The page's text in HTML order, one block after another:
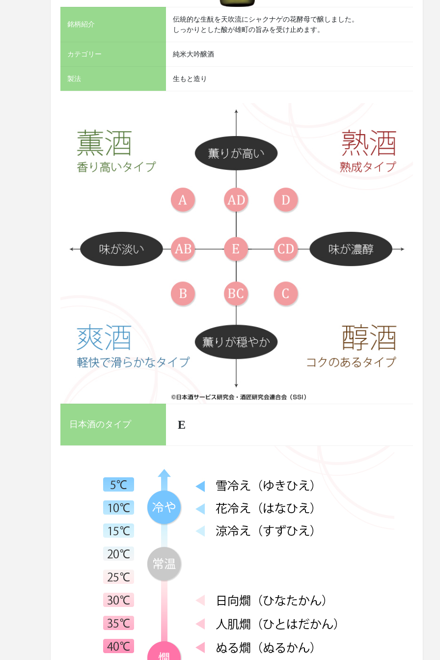
銘柄紹介
伝統的な生酛を天吹流にシャクナゲの花酵母で醸しました。
しっかりとした酸が雄町の旨みを受け止めます。
カテゴリー 純米大吟醸酒
製法 生もと造り
日本酒のタイプ E